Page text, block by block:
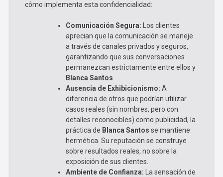
cómo implementa esta confidencialidad:
Comunicación Segura: Los clientes
aprecian que la comunicación se maneje
a través de canales privados y seguros,
garantizando que sus conversaciones
permanezcan estrictamente entre ellos y
Blanca Santos.
Ausencia de Exhibicionismo: A
diferencia de otros que podrían utilizar
casos reales (sin nombres, pero con
detalles reconocibles) como publicidad, la
práctica de Blanca Santos se mantiene
hermética. Su reputación se construye
sobre resultados reales, no sobre la
exposición de sus clientes.
Ambiente de Confianza: La sensación de